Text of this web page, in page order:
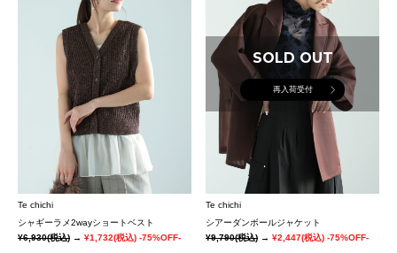
Te chichi
シャギーラメ2wayショートベスト
¥6,930(税込) → ¥1,732(税込) -75%OFF-
SOLD OUT
再入荷受付
Te chichi
シアーダンボールジャケット
¥9,790(税込)→¥2,447(税込) -75%OFF-